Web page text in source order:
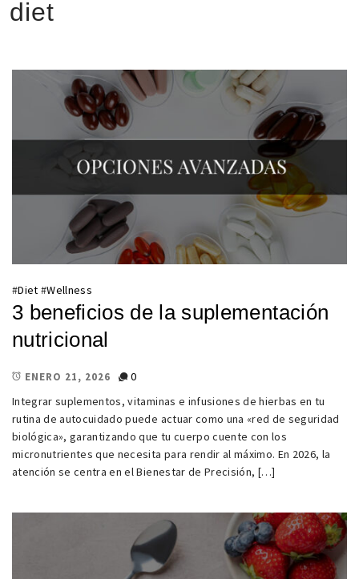
diet
#Diet #Wellness
3 beneficios de la suplementación
nutricional
ENERO 21, 2026
0
Integrar suplementos, vitaminas e infusiones de hierbas en tu
rutina de autocuidado puede actuar como una «red de seguridad
biológica», garantizando que tu cuerpo cuente con los
micronutrientes que necesita para rendir al máximo. En 2026, la
atención se centra en el Bienestar de Precisión, […]